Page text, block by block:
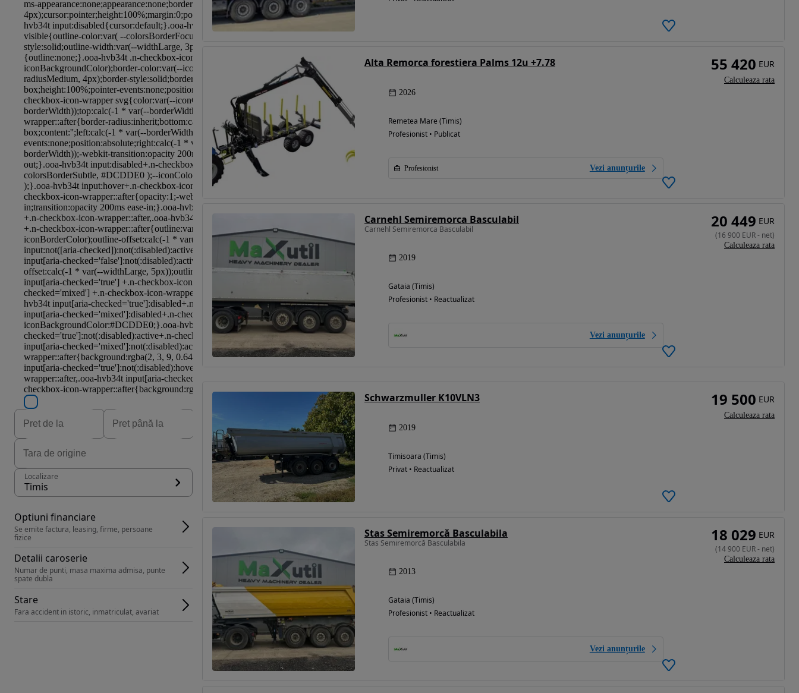
finantare
Localizare
Timis
Optiuni financiare
Se emite factura, leasing, firme, persoane
fizice
Detalii caroserie
Numar de punti, masa maxima admisa, punte
spate dubla
Stare
Fara accident in istoric, inmatriculat, avariat
Alta Remorca forestiera Palms 12u +7.78
2026
Remetea Mare (Timis)
Profesionist • Publicat
Profesionist Vezi anunțurile
55 420 EUR
Calculeaza rata
Carnehl Semiremorca Basculabil
Carnehl Semiremorca Basculabil
2019
Gataia (Timis)
Profesionist • Reactualizat
Vezi anunțurile
20 449 EUR
(16 900 EUR- net)
Calculeaza rata
Schwarzmuller K10VLN3
2019
Timisoara (Timis)
Privat • Reactualizat
19 500 EUR
Calculeaza rata
Stas Semiremorcă Basculabila
Stas Semiremorcă Basculabila
2013
Gataia (Timis)
Profesionist • Reactualizat
Vezi anunțurile
18 029 EUR
(14 900 EUR- net)
Calculeaza rata